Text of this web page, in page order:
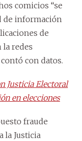
comicios “se
de información
de
la redes
con datos.
Justicia Electoral
en elecciones
fraude
la Justicia